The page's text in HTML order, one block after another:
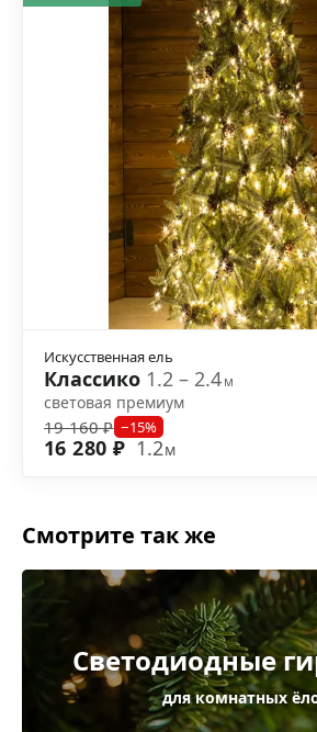
Искусственная ель
Классико 1.2 – 2.4м
световая премиум
19 160 ₽ −15%
16 280 ₽ 1.2м
Смотрите так же
Светодиодные
для комнатных